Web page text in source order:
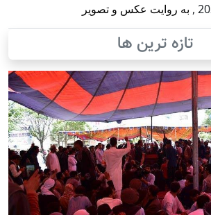
, به روایت عکس و تصویر
تازه ترین ها